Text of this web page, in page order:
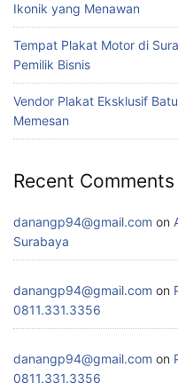
Ikonik yang Menawan
Tempat Plakat Motor di
Pemilik Bisnis
Vendor Plakat Eksklusif
Memesan
Recent Comments
danangp94@gmail.com on
Surabaya
danangp94@gmail.com on
0811.331.3356
danangp94@gmail.com on
0811.331.3356